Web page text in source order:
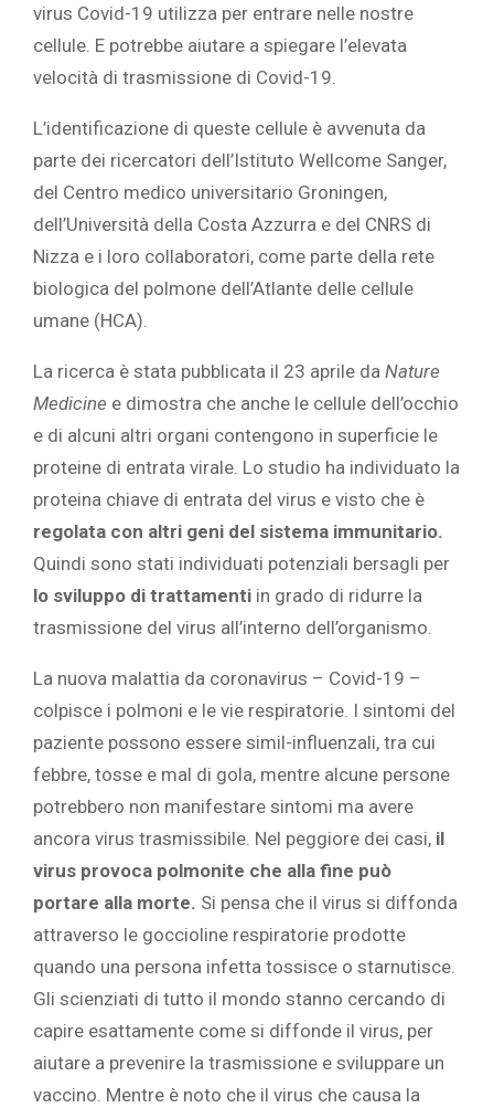
virus Covid-19 utilizza per entrare nelle nostre
cellule. E potrebbe aiutare a spiegare l’elevata
velocità di trasmissione di Covid-19.
L’identificazione di queste cellule è avvenuta da
parte dei ricercatori dell’Istituto Wellcome Sanger,
del Centro medico universitario Groningen,
dell’Università della Costa Azzurra e del CNRS di
Nizza e i loro collaboratori, come parte della rete
biologica del polmone dell’Atlante delle cellule
umane (HCA).
La ricerca è stata pubblicata il 23 aprile da Nature
Medicine e dimostra che anche le cellule dell’occhio
e di alcuni altri organi contengono in superficie le
proteine ​​di entrata virale. Lo studio ha individuato la
proteina chiave di entrata del virus e visto che è
regolata con altri geni del sistema immunitario.
Quindi sono stati individuati potenziali bersagli per
lo sviluppo di trattamenti in grado di ridurre la
trasmissione del virus all’interno dell’organismo.
La nuova malattia da coronavirus – Covid-19 –
colpisce i polmoni e le vie respiratorie. I sintomi del
paziente possono essere simil-influenzali, tra cui
febbre, tosse e mal di gola, mentre alcune persone
potrebbero non manifestare sintomi ma avere
ancora virus trasmissibile. Nel peggiore dei casi, il
virus provoca polmonite che alla fine può
portare alla morte. Si pensa che il virus si diffonda
attraverso le goccioline respiratorie prodotte
quando una persona infetta tossisce o starnutisce.
Gli scienziati di tutto il mondo stanno cercando di
capire esattamente come si diffonde il virus, per
aiutare a prevenire la trasmissione e sviluppare un
vaccino. Mentre è noto che il virus che causa la